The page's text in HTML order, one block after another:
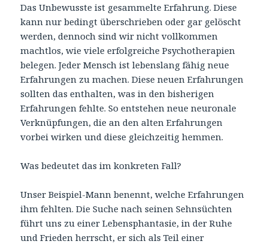
Das Unbewusste ist gesammelte Erfahrung. Diese
kann nur bedingt überschrieben oder gar gelöscht
werden, dennoch sind wir nicht vollkommen
machtlos, wie viele erfolgreiche Psychotherapien
belegen. Jeder Mensch ist lebenslang fähig neue
Erfahrungen zu machen. Diese neuen Erfahrungen
sollten das enthalten, was in den bisherigen
Erfahrungen fehlte. So entstehen neue neuronale
Verknüpfungen, die an den alten Erfahrungen
vorbei wirken und diese gleichzeitig hemmen.
Was bedeutet das im konkreten Fall?
Unser Beispiel-Mann benennt, welche Erfahrungen
ihm fehlten. Die Suche nach seinen Sehnsüchten
führt uns zu einer Lebensphantasie, in der Ruhe
und Frieden herrscht, er sich als Teil einer